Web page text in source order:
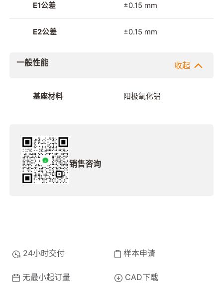
E1公差 ±0.15 mm
E2公差 ±0.15 mm
一般性能 收起
基座材料 阳极氧化铝
销售咨询
24小时交付 样本申请
无最小起订量 CAD下载